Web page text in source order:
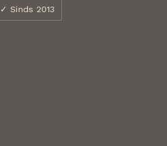
✓ Sinds 2013